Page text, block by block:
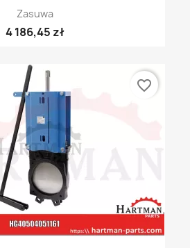
Zasuwa
4 186,45 zł
favorite_border